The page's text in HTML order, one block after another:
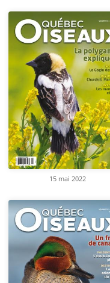
15 mai 2022